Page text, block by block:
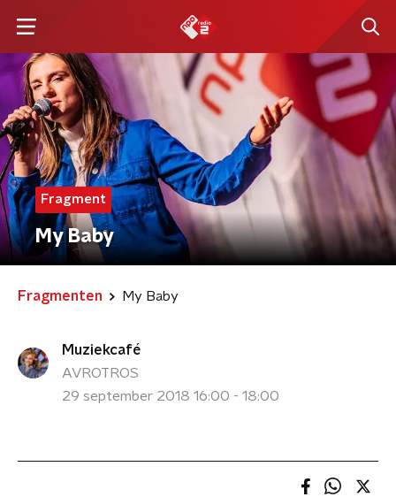
Fragment
My Baby
Fragmenten My Baby
Muziekcafé
AVROTROS
29 september 2018 16:00 - 18:00